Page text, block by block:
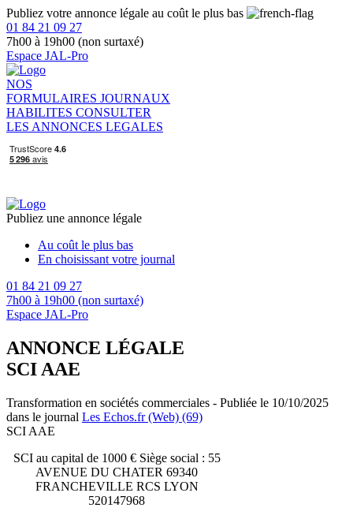
Publiez votre annonce légale au coût le plus bas
01 84 21 09 27
7h00 à 19h00 (non surtaxé)
Espace JAL-Pro
NOS
FORMULAIRES JOURNAUX
HABILITES CONSULTER
LES ANNONCES LEGALES
Publiez une annonce légale
Au coût le plus bas
En choisissant votre journal
01 84 21 09 27
7h00 à 19h00 (non surtaxé)
Espace JAL-Pro
ANNONCE LÉGALE
SCI AAE
Transformation en sociétés commerciales - Publiée le 10/10/2025
dans le journal Les Echos.fr (Web) (69)
SCI AAE
SCI au capital de 1000 € Siège social : 55
AVENUE DU CHATER 69340
FRANCHEVILLE RCS LYON
520147968